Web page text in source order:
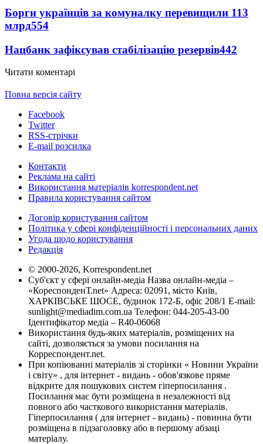
Борги українців за комуналку перевищили 113
млрд554
Нацбанк зафіксував стабілізацію резервів442
Читати коментарі
Повна версія сайту
Facebook
Twitter
RSS-стрічки
E-mail розсилка
Контакти
Реклама на сайті
Використання матеріалів korrespondent.net
Правила користування сайтом
Договір користування сайтом
Політика у сфері конфіденційності і персональних даних
Угода щодо користування
Редакція
© 2000-2026, Korrespondent.net
Суб'єкт у сфері онлайн-медіа Назва онлайн-медіа –
«КореспонденТ.net» Адреса: 02091, місто Київ,
ХАРКІВСЬКЕ ШОСЕ, будинок 172-Б, офіс 208/1 E-mail:
sunlight@mediadim.com.ua Телефон: 044-205-43-00
Ідентифікатор медіа – R40-06068
Використання будь-яких матеріалів, розміщених на
сайті, дозволяється за умови посилання на
Корреспондент.net.
При копіюванні матеріалів зі сторінки « Новини України
і світу» , для інтернет - видань - обов'язкове пряме
відкрите для пошукових систем гіперпосилання .
Посилання має бути розміщена в незалежності від
повного або часткового використання матеріалів.
Гіперпосилання ( для інтернет - видань) - повинна бути
розміщена в підзаголовку або в першому абзаці
матеріалу.